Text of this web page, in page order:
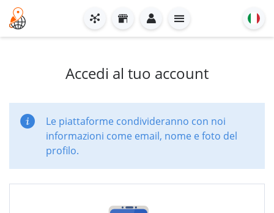
Accedi al tuo account
Le piattaforme condivideranno con noi
informazioni come email, nome e foto del
profilo.